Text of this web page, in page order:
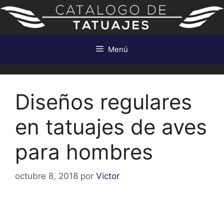
Saltar
contenido
Menú
Diseños regulares
en tatuajes de aves
para hombres
octubre 8, 2018 por Victor